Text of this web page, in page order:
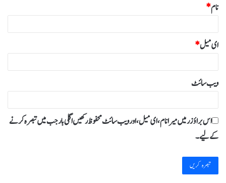
نام*
ای میل*
ویب‌ سائٹ
اس براؤزر میں میرا نام، ای میل، اور ویب سائٹ محفوظ رکھیں اگلی بار جب میں تبصرہ کرنے
کےلیے۔